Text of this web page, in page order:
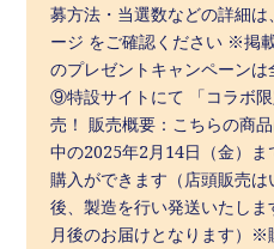
募方法・当選数などの詳細
ージ をご確認ください ※掲
のプレゼントキャンペーン
⑨特設サイトにて 「コラボ
売！ 販売概要：こちらの商
中の2025年2月14日（金）ま
購入ができます（店頭販売
後、製造を行い発送いたし
月後のお届けとなります）※